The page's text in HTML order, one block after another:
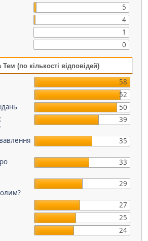
5
4
1
0
(по кількості відповідей)
58
52
50
39
35
33
29
27
25
24